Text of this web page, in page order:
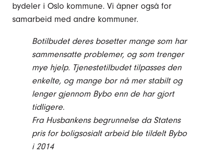
bydeler i Oslo kommune. Vi åpner også for
samarbeid med andre kommuner.
Botilbudet deres bosetter mange som har
sammensatte problemer, og som trenger
mye hjelp. Tjenestetilbudet tilpasses den
enkelte, og mange bor nå mer stabilt og
lenger gjennom Bybo enn de har gjort
tidligere.
Fra Husbankens begrunnelse da Statens
pris for boligsosialt arbeid ble tildelt Bybo
i 2014